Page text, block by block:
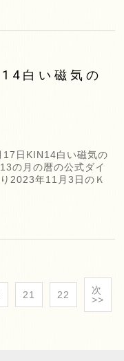
白い磁気の
17日KIN14白い磁気の
の月の暦の公式ダイ
2023年11月3日のＫ
21 22
次
>>